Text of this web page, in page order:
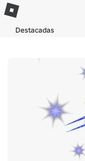
Destacadas